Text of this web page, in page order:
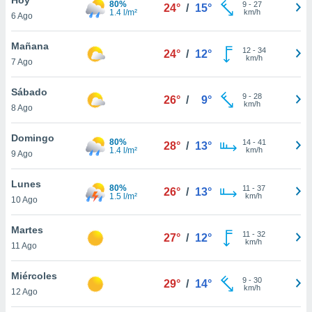
en
más
nuestra
de
cookies
aceptar
6 Ago
80%
1.4 l/m²
24° / 15° 9- 27
km/h
Mañana
7 Ago
24° / 12° 12- 34
km/h
Sábado
8 Ago
26° / 9° 9- 28
km/h
Domingo
9 Ago
80%
1.4 l/m²
28° / 13° 14- 41
km/h
Lunes
10 Ago
80%
1.5 l/m²
26° / 13° 11 - 37
km/h
Martes
11 Ago
27° / 12° 11 - 32
km/h
Miércoles
12 Ago
29° / 14° 9- 30
km/h